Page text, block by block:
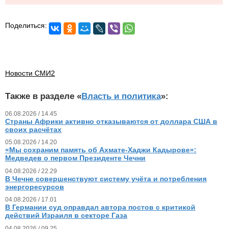
Поделиться:
Новости СМИ2
Также в разделе «Власть и политика»:
06.08.2026 / 14.45
Страны Африки активно отказываются от доллара США в
своих расчётах
05.08.2026 / 14.20
«Мы сохраним память об Ахмате-Хаджи Кадырове»:
Медведев о первом Президенте Чечни
04.08.2026 / 22.29
В Чечне совершенствуют систему учёта и потребления
энергоресурсов
04.08.2026 / 17.01
В Германии суд оправдал автора постов с критикой
действий Израиля в секторе Газа